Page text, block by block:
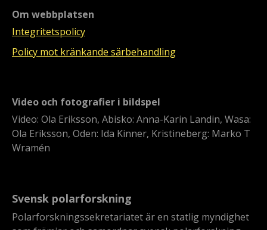
Om webbplatsen
Integritetspolicy
Policy mot kränkande särbehandling
Video och fotografier i bildspel
Video: Ola Eriksson, Abisko: Anna-Karin Landin, Wasa:
Ola Eriksson, Oden: Ida Kinner, Kristineberg: Marko T
Wramén
Svensk polarforskning
Polarforskningssekretariatet är en statlig myndighet